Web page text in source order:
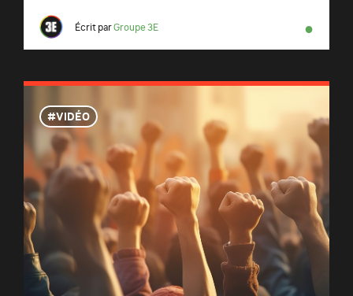
Écrit parGroupe 3E ●
VIDÉO